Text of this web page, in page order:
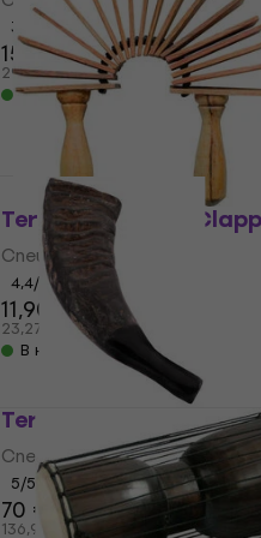
3,8 /5
15,30 €
29,92 лв
В наличност
Terre Hardwood
Специална перкусия
4,4/5
11,90 €
23,27 лв
В наличност
Terre Buffalo Ъгълът
Специална перкусия
5/5
70 €
136,91 лв